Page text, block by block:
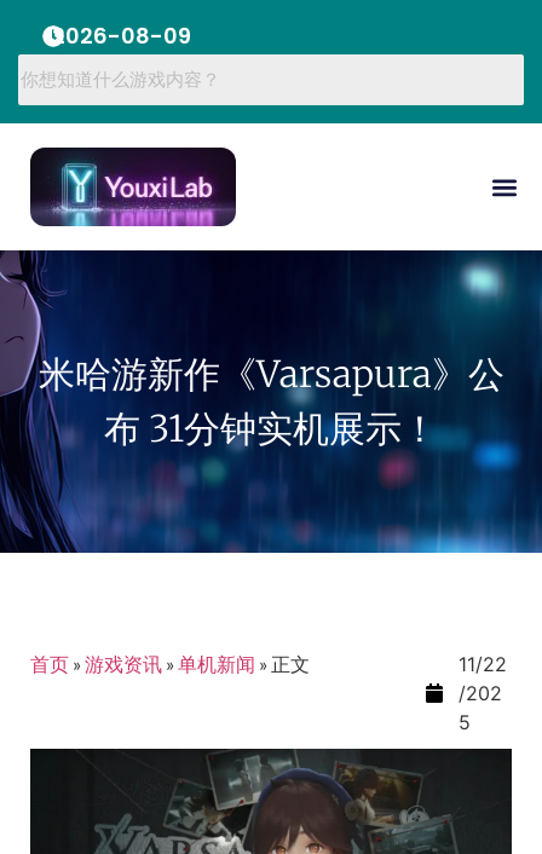
2026-08-09
米哈游新作《Varsapura》公
布 31分钟实机展示！
首页 »游戏资讯 »单机新闻 » 正文
11/22
/202
5